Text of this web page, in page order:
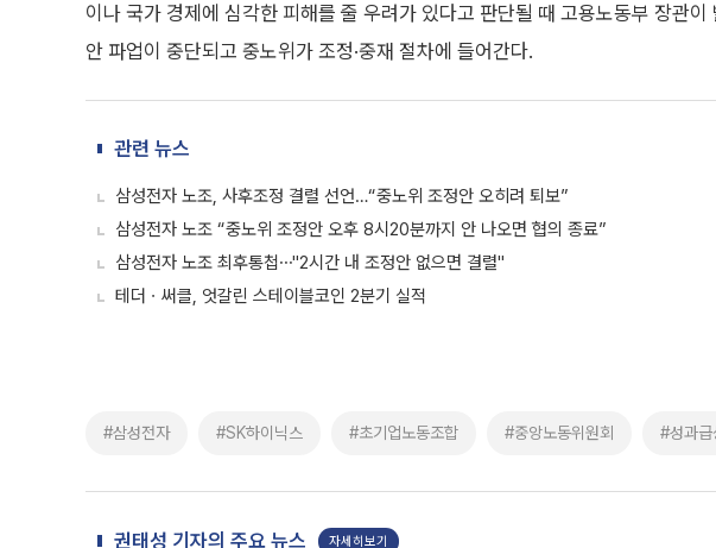
이나 국가 경제에 심각한 피해를 줄 우려가 있다고 판단될 때 고용노동부 장관
안 파업이 중단되고 중노위가 조정·중재 절차에 들어간다.
관련 뉴스
삼성전자 노조, 사후조정 결렬 선언…“중노위 조정안 오히려 퇴보”
삼성전자 노조 “중노위 조정안 오후 8시20분까지 안 나오면 협의 종료”
삼성전자 노조 최후통첩⋯"2시간 내 조정안 없으면 결렬"
테더ㆍ써클, 엇갈린 스테이블코인 2분기 실적
#삼성전자 #SK하이닉스 #초기업노동조합 #중앙노동위원회 #성과급
권태성 기자의 주요 뉴스 자세히보기